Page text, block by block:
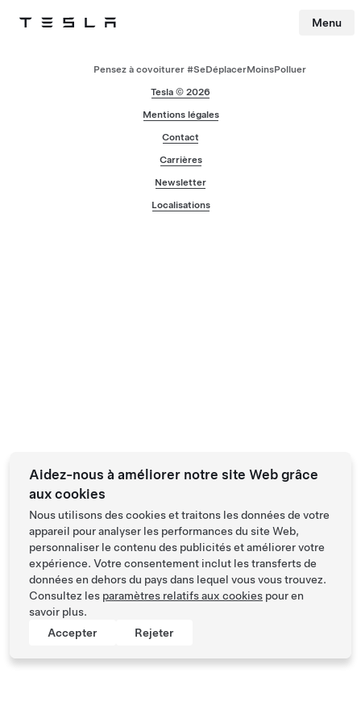
Tesla Menu
Pensez à covoiturer #SeDéplacerMoinsPolluer
Tesla © 2026
Mentions légales
Contact
Carrières
Newsletter
Localisations
Aidez-nous à améliorer notre site Web grâce
aux cookies
Nous utilisons des cookies et traitons les données de votre
appareil pour analyser les performances du site Web,
personnaliser le contenu des publicités et améliorer votre
expérience. Votre consentement inclut les transferts de
données en dehors du pays dans lequel vous vous trouvez.
Consultez les paramètres relatifs aux cookies pour en
savoir plus.
Accepter
Rejeter